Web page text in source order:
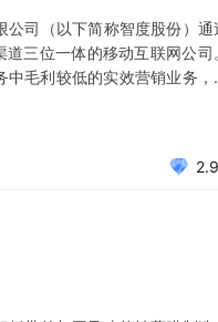
司（以下简称智度股份）通
三位一体的移动互联网公司
毛利较低的实效营销业务，